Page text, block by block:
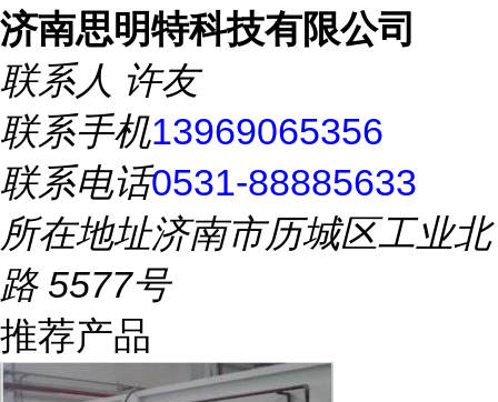
济南思明特科技有限公司
联系人 许友
联系手机13969065356
联系电话0531-88885633
所在地址济南市历城区工业北
路 5577号
推荐产品